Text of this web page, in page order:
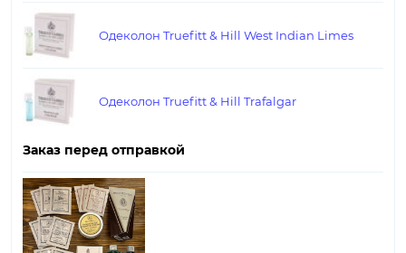
Одеколон Truefitt & Hill West Indian Limes
Одеколон Truefitt & Hill Trafalgar
Заказ перед отправкой